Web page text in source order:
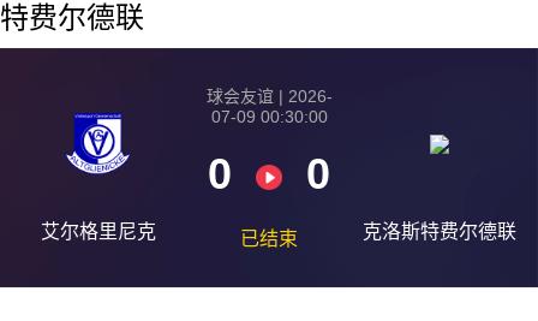
特费尔德联
艾尔格里尼克
球会友谊 | 2026-
07-09 00:30:00
0 0
已结束 克洛斯特费尔德联